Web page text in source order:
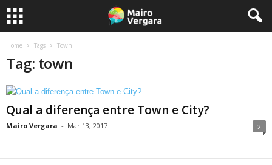
Home Tags Town
Tag: town
Qual a diferença entre Town e City?
Mairo Vergara - Mar 13, 2017 2